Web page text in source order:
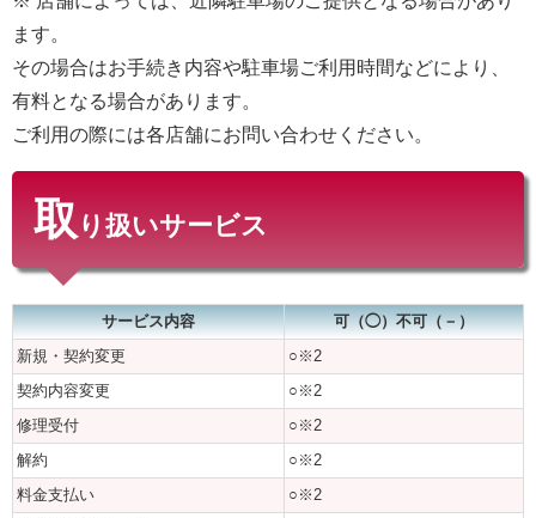
ます。
その場合はお手続き内容や駐車場ご利用時間などにより、
有料となる場合があります。
ご利用の際には各店舗にお問い合わせください。
取り扱いサービス
サービス内容
可（◯）不可（－）
新規・契約変更
○※2
契約内容変更
○※2
修理受付
○※2
解約
○※2
料金支払い
○※2